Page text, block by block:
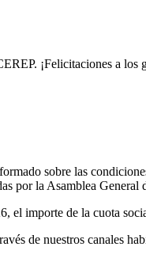
¡Felicitaciones a los
sobre las
por la Asamblea
el importe de la cuota
de nuestros canales